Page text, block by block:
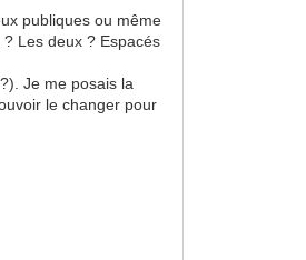
publiques ou même
Les deux ? Espacés
Je me posais la
le changer pour